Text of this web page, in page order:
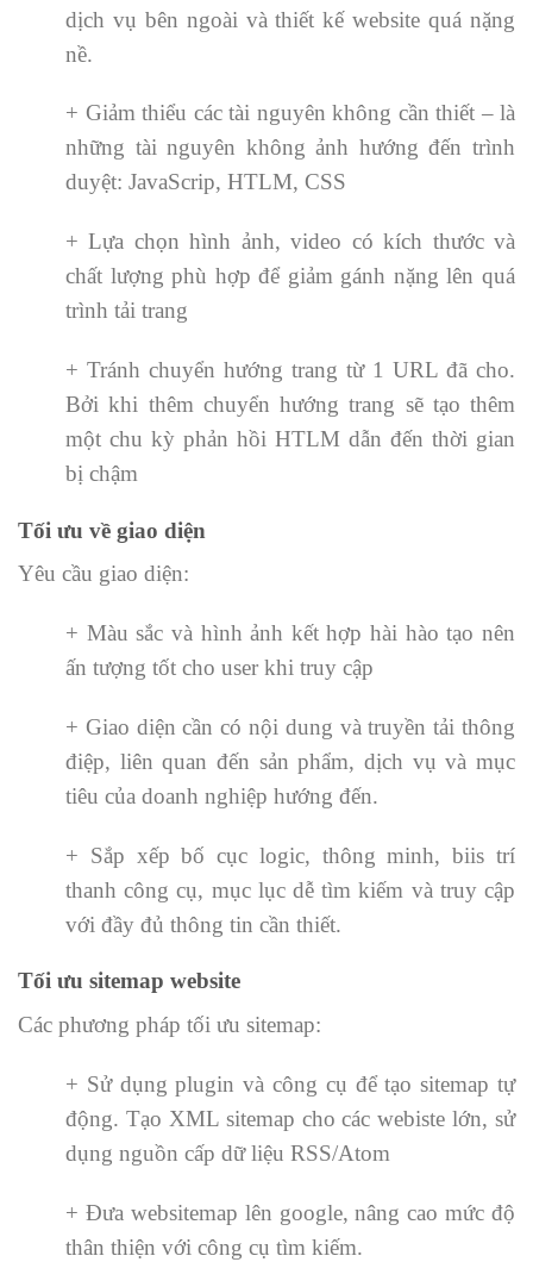
dịch vụ bên ngoài và thiết kế website quá nặng
nề.
+ Giảm thiểu các tài nguyên không cần thiết – là
những tài nguyên không ảnh hướng đến trình
duyệt: JavaScrip, HTLM, CSS
+ Lựa chọn hình ảnh, video có kích thước và
chất lượng phù hợp để giảm gánh nặng lên quá
trình tải trang
+ Tránh chuyển hướng trang từ 1 URL đã cho.
Bởi khi thêm chuyển hướng trang sẽ tạo thêm
một chu kỳ phản hồi HTLM dẫn đến thời gian
bị chậm
Tối ưu về giao diện
Yêu cầu giao diện:
+ Màu sắc và hình ảnh kết hợp hài hào tạo nên
ấn tượng tốt cho user khi truy cập
+ Giao diện cần có nội dung và truyền tải thông
điệp, liên quan đến sản phẩm, dịch vụ và mục
tiêu của doanh nghiệp hướng đến.
+ Sắp xếp bố cục logic, thông minh, biis trí
thanh công cụ, mục lục dễ tìm kiếm và truy cập
với đầy đủ thông tin cần thiết.
Tối ưu sitemap website
Các phương pháp tối ưu sitemap:
+ Sử dụng plugin và công cụ để tạo sitemap tự
động. Tạo XML sitemap cho các webiste lớn, sử
dụng nguồn cấp dữ liệu RSS/Atom
+ Đưa websitemap lên google, nâng cao mức độ
thân thiện với công cụ tìm kiếm.